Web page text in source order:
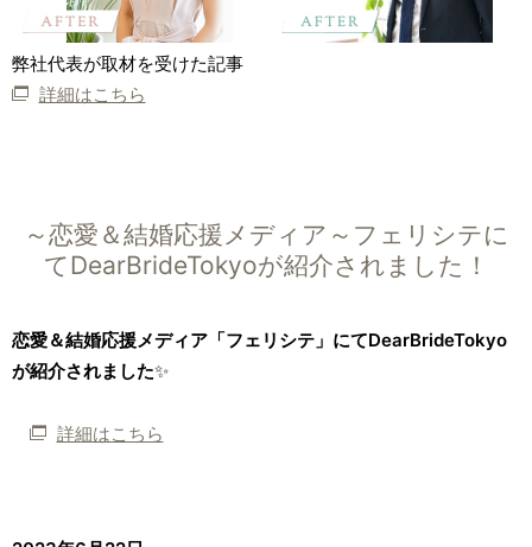
弊社代表が取材を受けた記事
詳細はこちら
～恋愛＆結婚応援メディア～フェリシテに
てDearBrideTokyoが紹介されました！
恋愛＆結婚応援メディア「フェリシテ」にてDearBrideTokyo
が紹介されました✨
詳細はこちら